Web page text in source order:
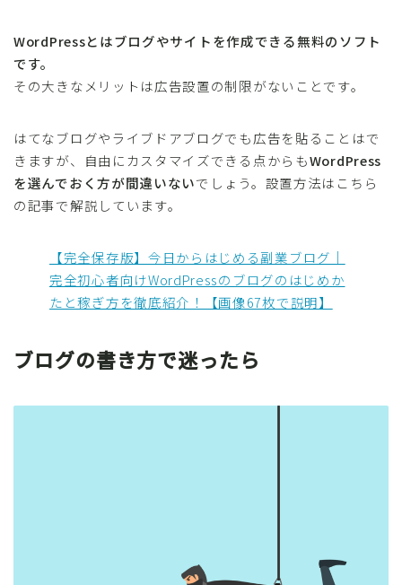
WordPressとはブログやサイトを作成できる無料のソフト
です。
その大きなメリットは広告設置の制限がないことです。
はてなブログやライブドアブログでも広告を貼ることはで
きますが、自由にカスタマイズできる点からもWordPress
を選んでおく方が間違いないでしょう。設置方法はこちら
の記事で解説しています。
【完全保存版】今日からはじめる副業ブログ｜
完全初心者向けWordPressのブログのはじめか
たと稼ぎ方を徹底紹介！【画像67枚で説明】
ブログの書き方で迷ったら